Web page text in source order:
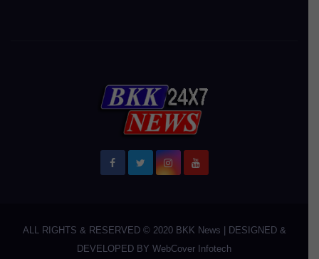
ALL RIGHTS & RESERVED © 2020 BKK News
DESIGNED &
DEVELOPED BY WebCover Infotech